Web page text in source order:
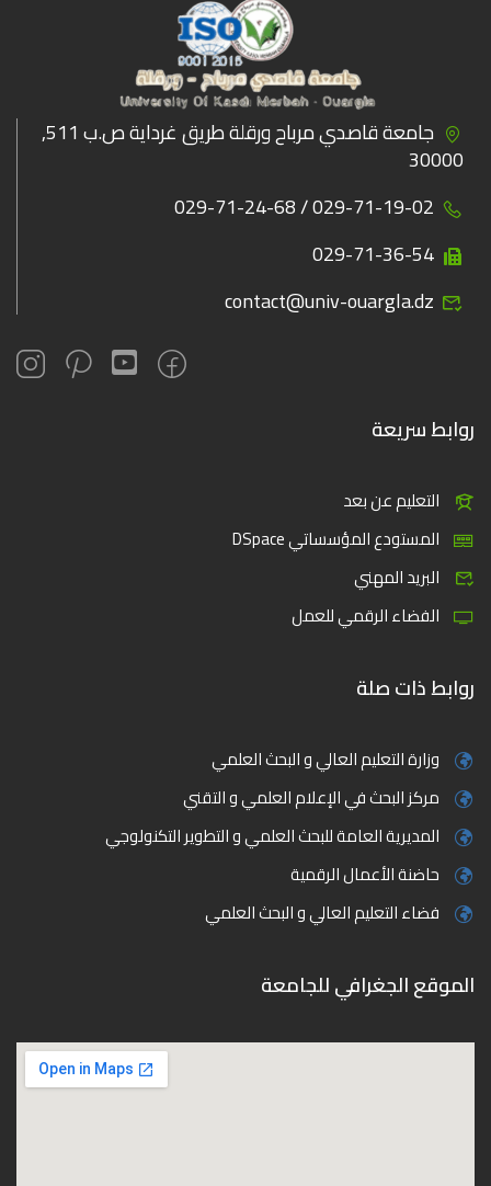
جامعة قاصدي مرباح ورقلة طريق غرداية ص.ب 511,
30000
029-71-19-02 / 029-71-24-68
029-71-36-54
contact@univ-ouargla.dz
روابط سريعة
التعليم عن بعد
المستودع المؤسساتي DSpace
البريد المهني
الفضاء الرقمي للعمل
روابط ذات صلة
وزارة التعليم العالي و البحث العلمي
مركز البحث في الإعلام العلمي و التقني
المديرية العامة للبحث العلمي و التطوير التكنولوجي
حاضنة الأعمال الرقمية
فضاء التعليم العالي و البحث العلمي
الموقع الجغرافي للجامعة